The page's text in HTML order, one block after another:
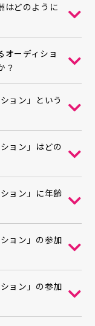
はどのように
オーディショ
？
ョン」という
ョン」はどの
ョン」に年齢
ョン」の参加
ョン」の参加